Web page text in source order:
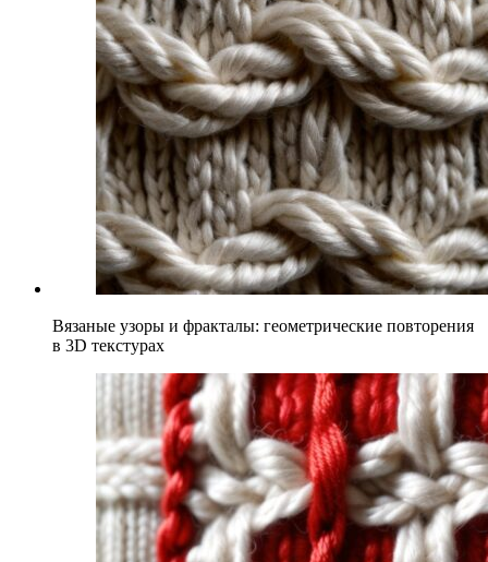
Вязаные узоры и фракталы: геометрические повторения
в 3D текстурах